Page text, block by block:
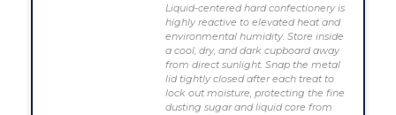
Liquid-centered hard confectionery is
highly reactive to elevated heat and
environmental humidity. Store inside
a cool, dry, and dark cupboard away
from direct sunlight. Snap the metal
lid tightly closed after each treat to
lock out moisture, protecting the fine
dusting sugar and liquid core from